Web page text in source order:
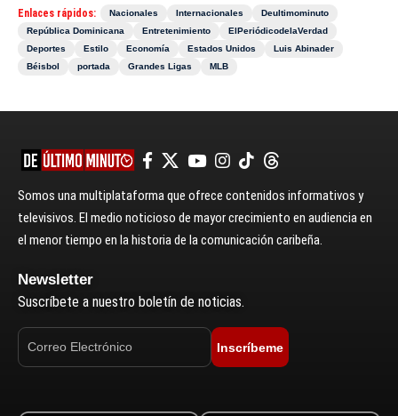
Enlaces rápidos: Nacionales Internacionales
Deultimominuto
República Dominicana
Entretenimiento
ElPeriódicodelaVerdad
Deportes
Estilo Economía Estados Unidos
Luis Abinader
Béisbol
portada Grandes Ligas MLB
Somos una multiplataforma que ofrece contenidos informativos y
televisivos. El medio noticioso de mayor crecimiento en audiencia en
el menor tiempo en la historia de la comunicación caribeña.
Newsletter
Suscríbete a nuestro boletín de noticias.
Inscríbeme